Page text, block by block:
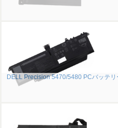
DELL Precision 5470/5480 PCバッテリ